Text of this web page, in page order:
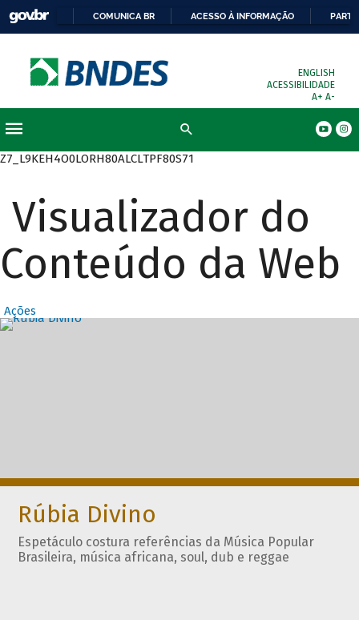
COMUNICA BR ACESSO À INFORMAÇÃO
ENGLISH
ACESSIBILIDADE
A+ A-
Z7_L9KEH4O0LORH80ALCLTPF80S71
Visualizador do
Conteúdo da Web
Ações
Destaques
Rúbia Divino
Espetáculo costura referências da Música Popular
Brasileira, música africana, soul, dub e reggae